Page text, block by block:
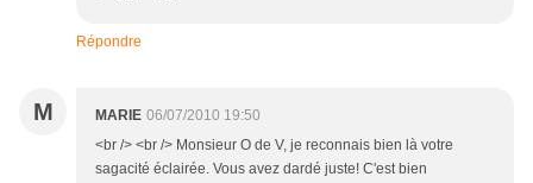
Répondre
M MARIE 06/07/2010 19:50
<br /> <br /> Monsieur O de V, je reconnais bien là votre
sagacité éclairée. Vous avez dardé juste! C'est bien